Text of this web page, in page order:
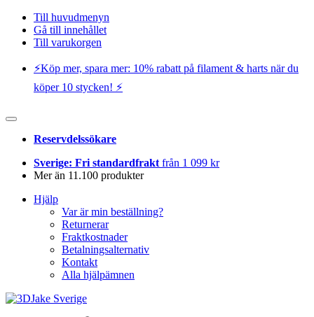
Till huvudmenyn
Gå till innehållet
Till varukorgen
⚡️Köp mer, spara mer: 10% rabatt på filament & harts när du
köper 10 stycken! ⚡️
Reservdelssökare
Sverige: Fri standardfrakt från 1 099 kr
Mer än 11.100 produkter
Hjälp
Var är min beställning?
Returnerar
Fraktkostnader
Betalningsalternativ
Kontakt
Alla hjälpämnen